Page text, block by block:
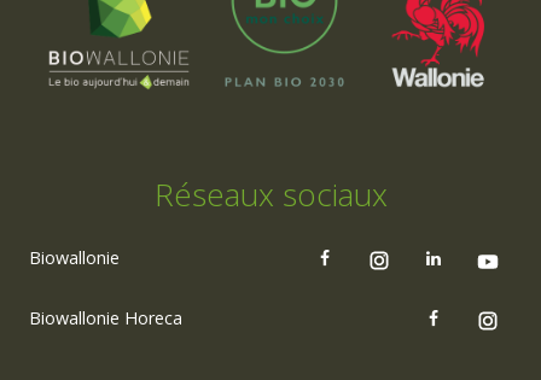
Réseaux sociaux
Biowallonie
Biowallonie Horeca